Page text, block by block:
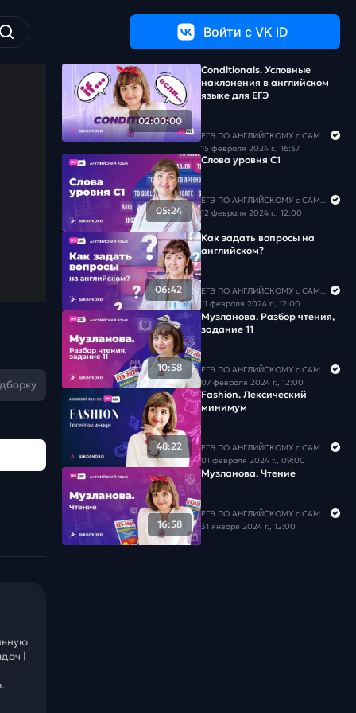
Войти c VK ID
|
02:00:00
Conditionals. Условные
наклонения в английском
языке для ЕГЭ
ЕГЭ ПО АНГЛИЙСКОМУ с САМИРОЙ COOLешовой
15 февраля 2024 г., 16:37
05:24
Слова уровня С1
ЕГЭ ПО АНГЛИЙСКОМУ с САМИРОЙ COOLешовой
12 февраля 2024 г., 12:00
06:42
Как задать вопросы на
английском?
ЕГЭ ПО АНГЛИЙСКОМУ с САМИРОЙ COOLешовой
11 февраля 2024 г., 12:00
10:58
Музланова. Разбор чтения,
задание 11
ЕГЭ ПО АНГЛИЙСКОМУ с САМИРОЙ COOLешовой
07 февраля 2024 г., 12:00
48:22
Fashion. Лексический
минимум
ЕГЭ ПО АНГЛИЙСКОМУ с САМИРОЙ COOLешовой
01 февраля 2024 г., 09:00
16:58
Музланова. Чтение
ЕГЭ ПО АНГЛИЙСКОМУ с САМИРОЙ COOLешовой
31 января 2024 г., 12:00